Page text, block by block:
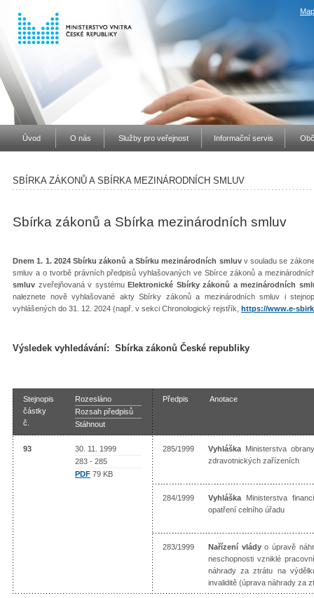
Úvod O nás Služby pro veřejnost Informační servis
SBÍRKA ZÁKONŮ A SBÍRKA MEZINÁRODNÍCH SMLUV
Sbírka zákonů a Sbírka mezinárodních smluv
Dnem 1. 1. 2024 Sbírku zákonů a Sbírku mezinárodních smluvv souladu se
smluv a o tvorbě právních předpisů vyhlašovaných ve Sbírce zákonů a
smluv zveřejňovaná v systémuElektronické Sbírky zákonů a mezinárodních
naleznete nově vyhlašované akty Sbírky zákonů a mezinárodních smluv i
vyhlášených do 31. 12. 2024 (např. v sekci Chronologický rejstřík, https://www.e-
Výsledek vyhledávání: Sbírka zákonů České republiky
Stejnopis
částky
č.
Rozesláno
Rozsah předpisů
Stáhnout
Předpis Anotace
93
30. 11. 1999
283 - 285
PDF 79 KB
285/1999 Vyhláška Ministerstva
zdravotnických zařízeních
284/1999 Vyhláška Ministerstva
opatření celního úřadu
283/1999 Nařízení vládyo úpravě
neschopnosti vzniklé
náhrady za ztrátu na
invaliditě (úprava náhrady za